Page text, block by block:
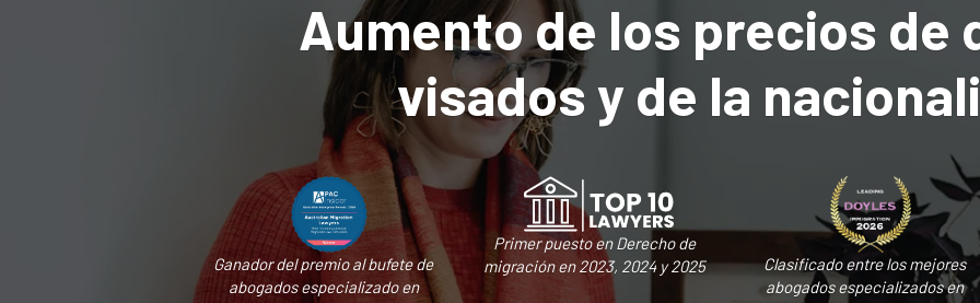
Aumento de los precios de
visados y de la
Ganador del premio al bufete de
abogados especializado en
Primer puesto en Derecho de
migración en 2023, 2024 y 2025
Clasificado entre los mejores
abogados especializados en